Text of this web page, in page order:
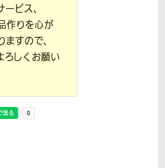
ビス、
作りを心が
すので、
ろしくお願い